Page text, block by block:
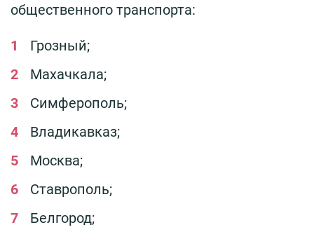
общественного транспорта:
Грозный;
Махачкала;
Симферополь;
Владикавказ;
Москва;
Ставрополь;
Белгород;